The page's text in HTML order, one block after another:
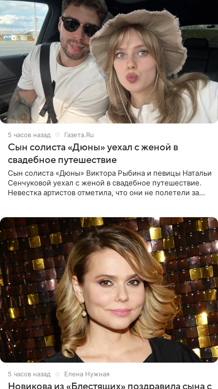
5 часов назад Газета.Ru
Сын солиста «Дюны» уехал с женой в
свадебное путешествие
Сын солиста «Дюны» Виктора Рыбина и певицы Натальи
Сенчуковой уехал с женой в свадебное путешествие.
Невестка артистов отметила, что они не полетели за
5 часов назад Елена Нужная
Новикова из «Блестящих» поздравила сына с